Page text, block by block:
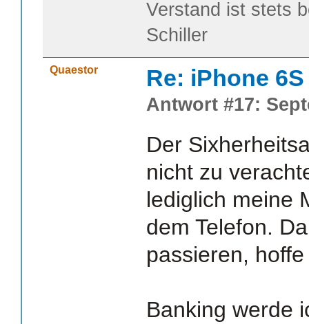
Verstand ist stets
Schiller
Quaestor Re: iPhone
Antwort #17:
Der
nicht zu
lediglich meine
dem Telefon.
passieren,
Banking werde